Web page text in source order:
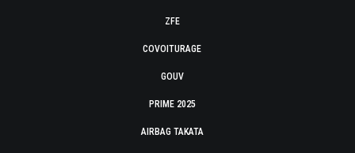
ZFE
COVOITURAGE
GOUV
PRIME 2025
AIRBAG TAKATA